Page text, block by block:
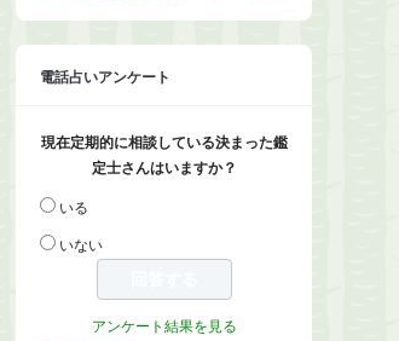
電話占いアンケート
現在定期的に相談している決まった鑑
定士さんはいますか？
いる
いない
アンケート結果を見る